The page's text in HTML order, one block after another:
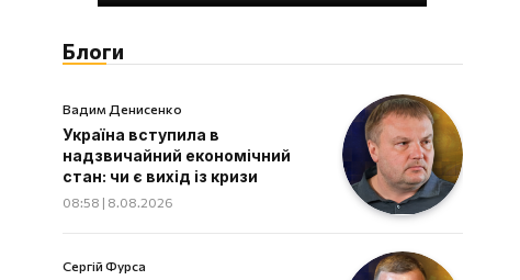
Блоги
Вадим Денисенко
Україна вступила в
надзвичайний економічний
стан: чи є вихід із кризи
08:58 | 8.08.2026
Сергій Фурса